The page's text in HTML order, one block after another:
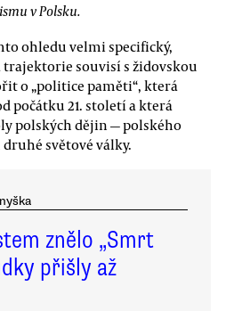
v Polsku.
ohledu velmi specifický,
souvisí s židovskou
o „politice paměti“, která
počátku 21. století a která
polských dějin — polského
světové války.
znělo „Smrt
přišly až